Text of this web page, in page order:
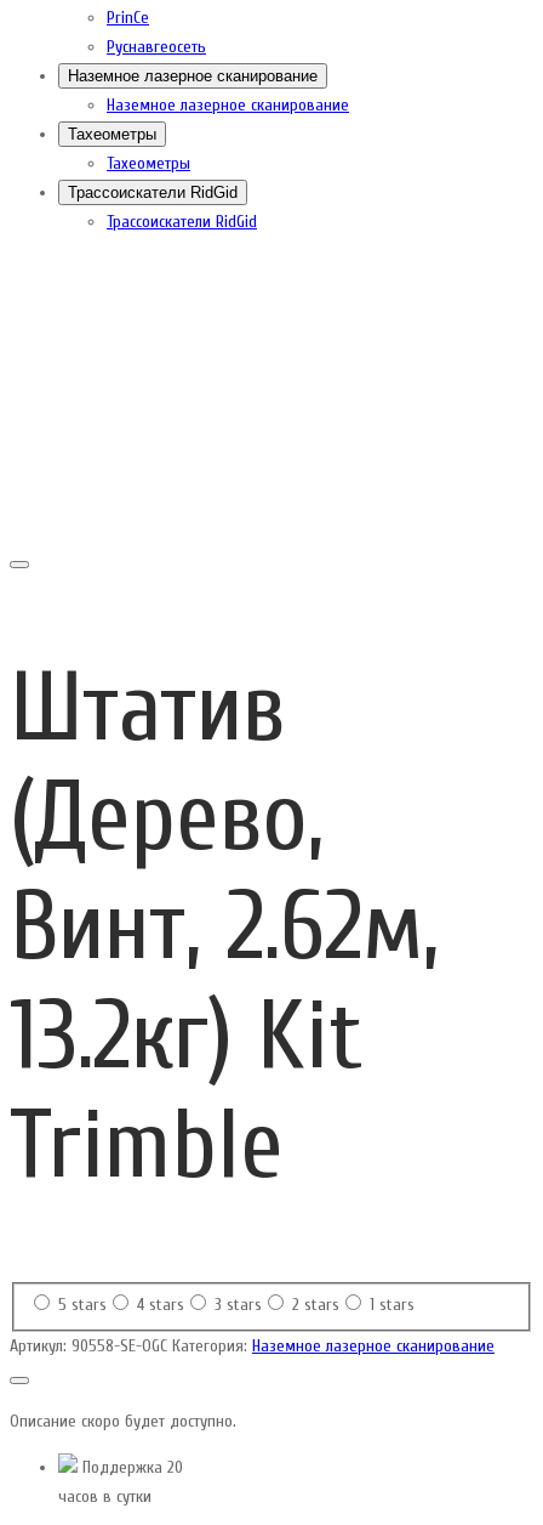
PrinCe
Руснавгеосеть
Наземное лазерное сканирование
Наземное лазерное сканирование
Тахеометры
Тахеометры
Трассоискатели RidGid
Трассоискатели RidGid
Штатив
(Дерево,
Винт, 2.62м,
13.2кг) Kit
Trimble
5 stars 4 stars 3 stars 2 stars 1 stars
Артикул: 90558-SE-OGC Категория: Наземное лазерное сканирование
Описание скоро будет доступно.
Поддержка 20
часов в сутки